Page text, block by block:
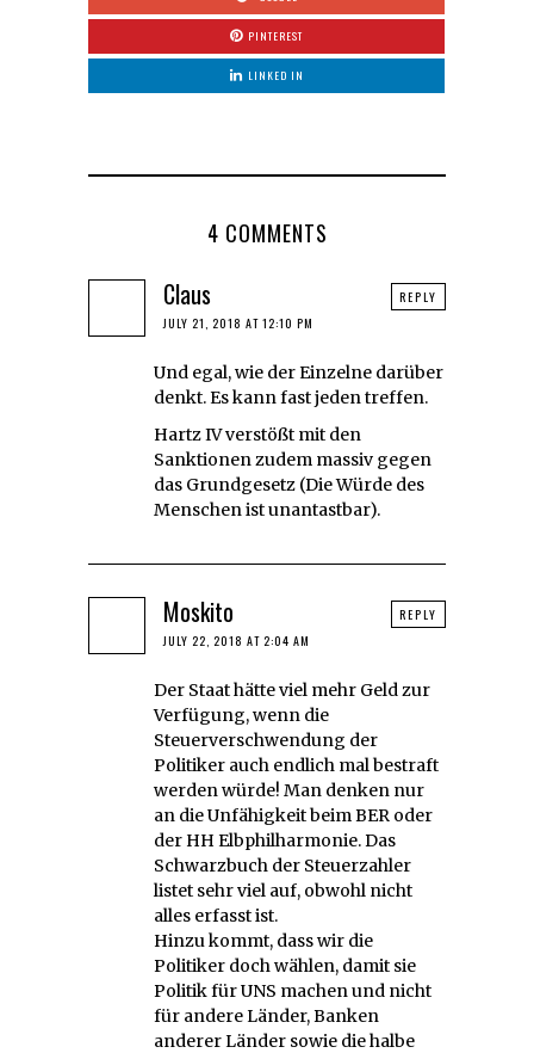
PINTEREST
LINKED IN
4 COMMENTS
Claus
JULY 21, 2018 AT 12:10 PM
Und egal, wie der Einzelne darüber
denkt. Es kann fast jeden treffen.
Hartz IV verstößt mit den
Sanktionen zudem massiv gegen
das Grundgesetz (Die Würde des
Menschen ist unantastbar).
REPLY
Moskito
JULY 22, 2018 AT 2:04 AM
Der Staat hätte viel mehr Geld zur
Verfügung, wenn die
Steuerverschwendung der
Politiker auch endlich mal bestraft
werden würde! Man denken nur
an die Unfähigkeit beim BER oder
der HH Elbphilharmonie. Das
Schwarzbuch der Steuerzahler
listet sehr viel auf, obwohl nicht
alles erfasst ist.
Hinzu kommt, dass wir die
Politiker doch wählen, damit sie
Politik für UNS machen und nicht
für andere Länder, Banken
anderer Länder sowie die halbe
REPLY